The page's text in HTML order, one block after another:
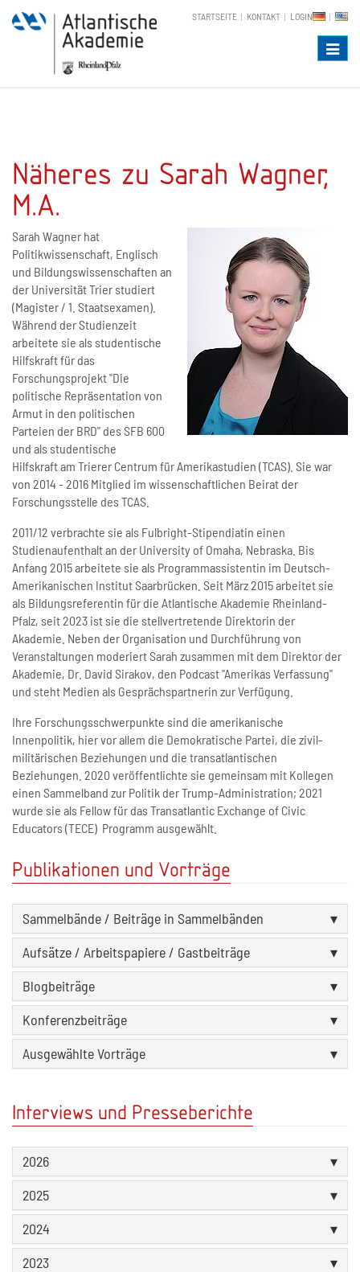
STARTSEITE KONTAKT LOGIN
Näheres zu Sarah Wagner,
M.A.
Sarah Wagner hat
Politikwissenschaft, Englisch
und Bildungswissenschaften an
der Universität Trier studiert
(Magister / 1. Staatsexamen).
Während der Studienzeit
arbeitete sie als studentische
Hilfskraft für das
Forschungsprojekt "Die
politische Repräsentation von
Armut in den politischen
Parteien der BRD" des SFB 600
und als studentische
Hilfskraft am Trierer Centrum für Amerikastudien (TCAS). Sie war
von 2014 - 2016 Mitglied im wissenschaftlichen Beirat der
Forschungsstelle des TCAS.
2011/12 verbrachte sie als Fulbright-Stipendiatin einen
Studienaufenthalt an der University of Omaha, Nebraska. Bis
Anfang 2015 arbeitete sie als Programmassistentin im Deutsch-
Amerikanischen Institut Saarbrücken. Seit März 2015 arbeitet sie
als Bildungsreferentin für die Atlantische Akademie Rheinland-
Pfalz, seit 2023 ist sie die stellvertretende Direktorin der
Akademie. Neben der Organisation und Durchführung von
Veranstaltungen moderiert Sarah zusammen mit dem Direktor der
Akademie, Dr. David Sirakov, den Podcast "Amerikas Verfassung"
und steht Medien als Gesprächspartnerin zur Verfügung.
Ihre Forschungsschwerpunkte sind die amerikanische
Innenpolitik, hier vor allem die Demokratische Partei, die zivil-
militärischen Beziehungen und die transatlantischen
Beziehungen. 2020 veröffentlichte sie gemeinsam mit Kollegen
einen Sammelband zur Politik der Trump-Administration; 2021
wurde sie als Fellow für das Transatlantic Exchange of Civic
Educators (TECE) Programm ausgewählt.
Publikationen und Vorträge
Sammelbände / Beiträge in Sammelbänden
Aufsätze / Arbeitspapiere / Gastbeiträge
Blogbeiträge
Konferenzbeiträge
Ausgewählte Vorträge
Interviews und Presseberichte
2026
2025
2024
2023